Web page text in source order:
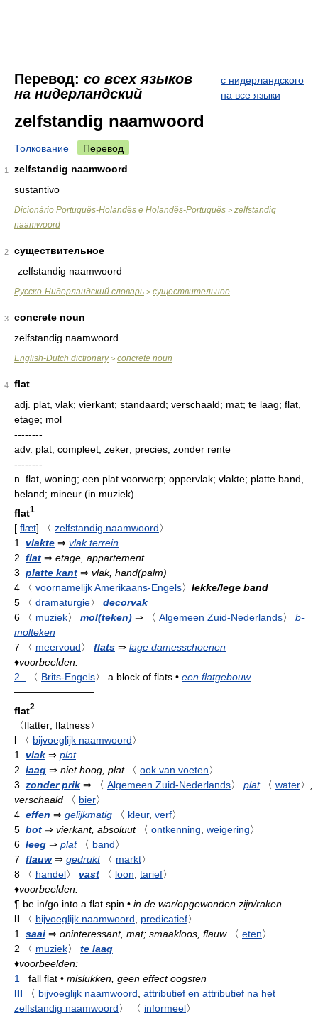
Перевод: со всех языков
на нидерландский
с нидерландского
на все языки
zelfstandig naamwoord
Толкование Перевод
1
zelfstandig naamwoord
sustantivo
Dicionário Português-Holandês e Holandês-Português > zelfstandig
naamwoord
2
существительное
zelfstandig naamwoord
Русско-Нидерландский словарь > существительное
3
concrete noun
zelfstandig naamwoord
English-Dutch dictionary> concrete noun
4
flat
adj. plat, vlak; vierkant; standaard; verschaald; mat; te laag; flat,
etage; mol
--------
adv. plat; compleet; zeker; precies; zonder rente
--------
n. flat, woning; een plat voorwerp; oppervlak; vlakte; platte band,
beland; mineur (in muziek)
flat1
[ flæt] 〈 zelfstandig naamwoord〉
1
vlakte ⇒ vlak terrein
2 flat ⇒ etage, appartement
3 platte kant ⇒ vlak, hand(palm)
4
〈 voornamelijk Amerikaans-Engels〉 lekke/lege band
5
〈 dramaturgie〉
decorvak
6
〈 muziek〉 mol(teken) ⇒ 〈 Algemeen Zuid-Nederlands〉
b-
molteken
7
〈 meervoud〉 flats ⇒ lage damesschoenen
♦voorbeelden:
2
〈 Brits-Engels〉 a block of flats • een flatgebouw
————————
flat2
〈flatter; flatness〉
I
〈 bijvoeglijk naamwoord〉
1 vlak ⇒ plat
2 laag ⇒ niet hoog, plat 〈 ook van voeten〉
3 zonder prik ⇒ 〈 Algemeen Zuid-Nederlands〉 plat 〈 water〉 ,
verschaald
〈 bier〉
4 effen ⇒ gelijkmatig 〈 kleur, verf〉
5 bot ⇒ vierkant, absoluut 〈 ontkenning, weigering〉
6 leeg ⇒ plat 〈 band〉
7 flauw⇒ gedrukt 〈 markt〉
8
〈 handel〉 vast 〈 loon, tarief〉
♦voorbeelden:
¶ be in/go into a flat spin • in de war/opgewonden zijn/raken
II
〈 bijvoeglijk naamwoord, predicatief〉
1 saai ⇒ oninteressant, mat; smaakloos, flauw 〈 eten〉
2
〈 muziek〉
te laag
♦voorbeelden:
1
fall flat • mislukken, geen effect oogsten
III
〈 bijvoeglijk naamwoord, attributief en attributief na het
zelfstandig naamwoord〉 〈 informeel〉